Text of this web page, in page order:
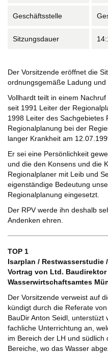
Geschäftsstelle
Sitzungsdauer
Der Vorsitzende eröffnet die
ordnungsgemäße Ladung
Vollhardt teilt in einem
seit 1991 Leiter der
1998 Leiter des Sachgebietes
Regionalplanung bei der
langer Krankheit am
Er sei eine Persönlichkeit
und die den Konsens und die
Regionalplaner mit Leib und
eigenständige Bedeutung
Regionalplanung eingesetzt.
Der RPV werde ihn deshalb
Andenken ehren.
TOP 1
Isarplan / Restwasserstudie
Vortrag von Ltd.
Wasserwirtschaftsamtes
Der Vorsitzende verweist auf
kündigt durch die Referate
BauDir Anton Seidl, unterstüzt
fachliche Unterrichtung an,
im Bereich der LH und südlich
Bereiche, wo das Wasser